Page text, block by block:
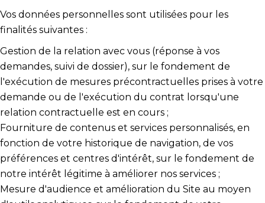
Vos données personnelles sont utilisées pour les
finalités suivantes :
Gestion de la relation avec vous (réponse à vos
demandes, suivi de dossier), sur le fondement de
l'exécution de mesures précontractuelles prises à votre
demande ou de l'exécution du contrat lorsqu'une
relation contractuelle est en cours ;
Fourniture de contenus et services personnalisés, en
fonction de votre historique de navigation, de vos
préférences et centres d'intérêt, sur le fondement de
notre intérêt légitime à améliorer nos services ;
Mesure d'audience et amélioration du Site au moyen